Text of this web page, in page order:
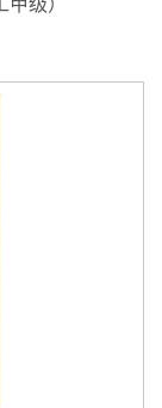
级）